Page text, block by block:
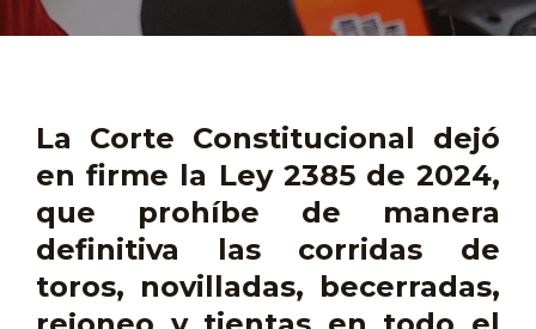
La Corte Constitucional dejó
en firme la Ley 2385 de 2024,
que prohíbe de manera
definitiva las corridas de
toros, novilladas, becerradas,